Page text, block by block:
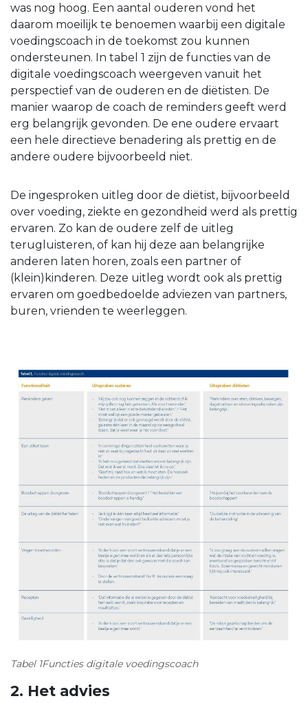
was nog hoog. Een aantal ouderen vond het
daarom moeilijk te benoemen waarbij een digitale
voedingscoach in de toekomst zou kunnen
ondersteunen. In tabel 1 zijn de functies van de
digitale voedingscoach weergeven vanuit het
perspectief van de ouderen en de diëtisten. De
manier waarop de coach de reminders geeft werd
erg belangrijk gevonden. De ene oudere ervaart
een hele directieve benadering als prettig en de
andere oudere bijvoorbeeld niet.
De ingesproken uitleg door de diëtist, bijvoorbeeld
over voeding, ziekte en gezondheid werd als prettig
ervaren. Zo kan de oudere zelf de uitleg
terugluisteren, of kan hij deze aan belangrijke
anderen laten horen, zoals een partner of
(klein)kinderen. Deze uitleg wordt ook als prettig
ervaren om goedbedoelde adviezen van partners,
buren, vrienden te weerleggen.
Tabel 1Functies digitale voedingscoach
2. Het advies